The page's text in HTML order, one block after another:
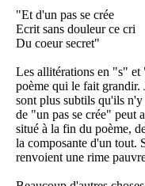
"Et d'un pas se crée
Ecrit sans douleur ce cri
Du coeur secret"
Les allitérations en "s" et
poème qui le fait grandir.
sont plus subtils qu'ils
de "un pas se crée" peut
situé à la fin du poème,
la composante d'un tout.
renvoient une rime